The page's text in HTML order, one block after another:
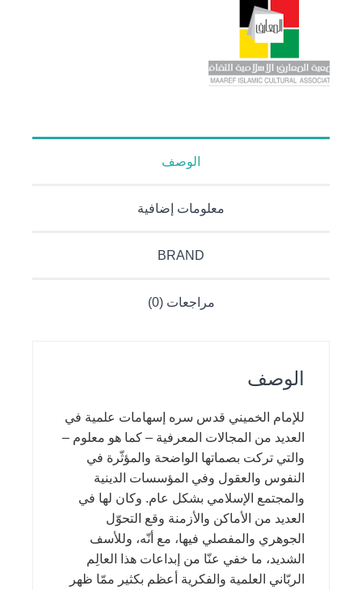
الوصف
معلومات إضافية
BRAND
مراجعات (0)
الوصف
للإمام الخميني قدس سره إسهامات علمية في
العديد من المجالات المعرفية – كما هو معلوم –
والتي تركت بصماتها الواضحة والمؤثّرة في
النفوس والعقول وفي المؤسسات الدينية
والمجتمع الإسلامي بشكل عام. وكان لها في
العديد من الأماكن والأزمنة وقع التحوّل
الجوهري والمفصلي فيها، مع أنّه، وللأسف
الشديد، ما خفي عنّا من إبداعات هذا العالِم
الربّاني العلمية والفكرية أعظم بكثير ممّا ظهر